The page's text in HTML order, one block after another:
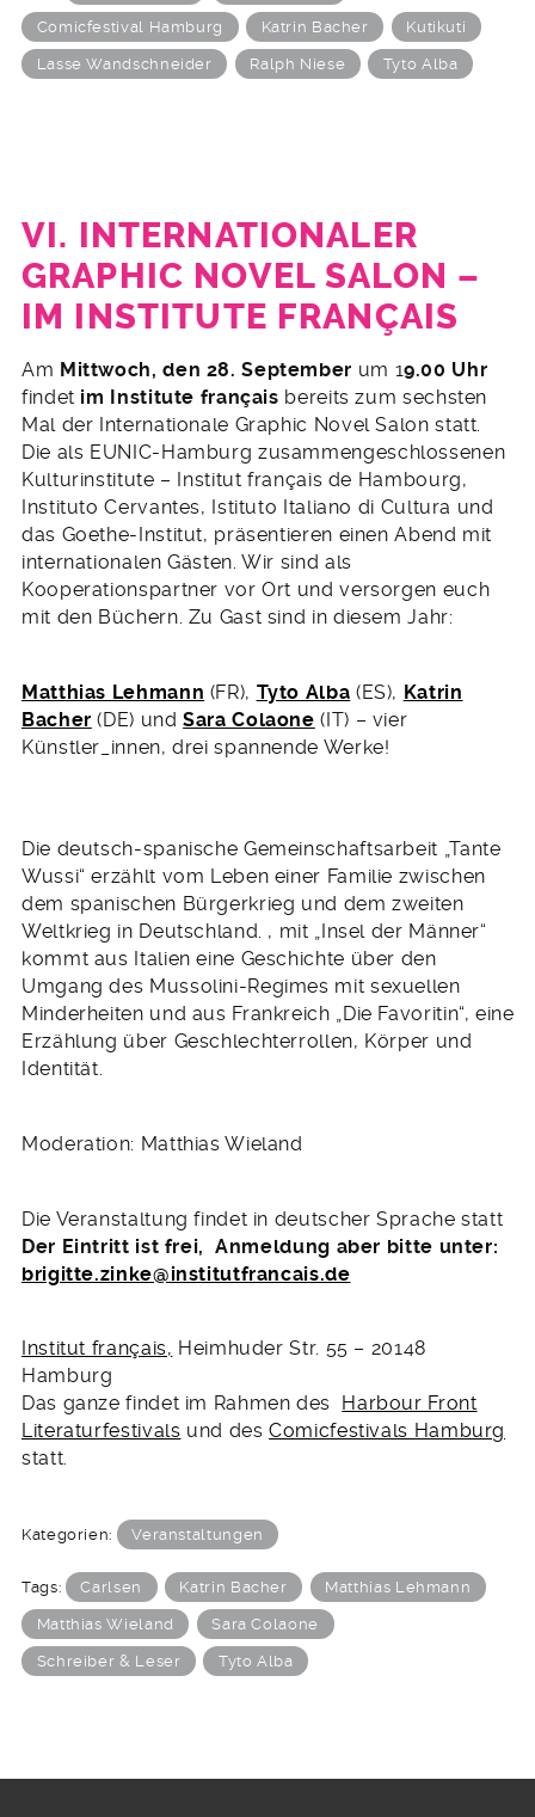
Comicfestival Hamburg Katrin Bacher Kutikuti
Lasse Wandschneider Ralph Niese Tyto Alba
VI. INTERNATIONALER
GRAPHIC NOVEL SALON –
IM INSTITUTE FRANÇAIS
17.
August
2016
Am Mittwoch, den 28. September um 19.00 Uhr
findet im Institute français bereits zum sechsten
Mal der Internationale Graphic Novel Salon statt.
Die als EUNIC-Hamburg zusammengeschlossenen
Kulturinstitute – Institut français de Hambourg,
Instituto Cervantes, Istituto Italiano di Cultura und
das Goethe-Institut, präsentieren einen Abend mit
internationalen Gästen. Wir sind als
Kooperationspartner vor Ort und versorgen euch
mit den Büchern. Zu Gast sind in diesem Jahr:
Matthias Lehmann (FR), Tyto Alba (ES), Katrin
Bacher (DE) undSara Colaone (IT) – vier
Künstler_innen, drei spannende Werke!
Die deutsch-spanische Gemeinschaftsarbeit „Tante
Wussi“ erzählt vom Leben einer Familie zwischen
dem spanischen Bürgerkrieg und dem zweiten
Weltkrieg in Deutschland. , mit „Insel der Männer“
kommt aus Italien eine Geschichte über den
Umgang des Mussolini-Regimes mit sexuellen
Minderheiten und aus Frankreich „Die Favoritin“, eine
Erzählung über Geschlechterrollen, Körper und
Identität.
Moderation: Matthias Wieland
Die Veranstaltung findet in deutscher Sprache statt
Der Eintritt ist frei, Anmeldung aber bitte unter:
brigitte.zinke@institutfrancais.de
Institut français, Heimhuder Str. 55 – 20148
Hamburg
Das ganze findet im Rahmen des Harbour Front
Literaturfestivals und desComicfestivals Hamburg
statt.
Kategorien: Veranstaltungen
Tags: Carlsen Katrin Bacher Matthias Lehmann
Matthias Wieland Sara Colaone
Schreiber & Leser Tyto Alba